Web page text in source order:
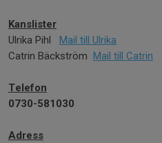
Kanslister
Ulrika Pihl
Mail till Ulrika
Catrin Bäckström
Mail till Catrin
Telefon
0730-581030
Adress